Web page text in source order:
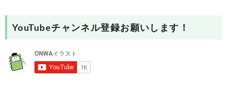
YouTubeチャンネル登録お願いします！